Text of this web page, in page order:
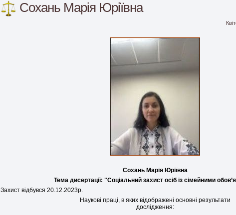
Сохань Марія Юріївна
Сохань Марія Юріївна
Тема дисертації: "Соціальний захист осіб із сімейними
Захист відбувся 20.12.2023р.
Наукові праці, в яких відображені основні результати
дослідження: